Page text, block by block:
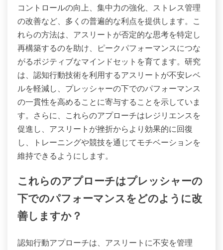
コントロールの向上、集中力の強化、ストレス管理
の改善など、多くの普遍的な利点を提供します。こ
れらの方法は、アスリートが否定的な思考を特定し
再構築するのを助け、ピークパフォーマンスにつな
がるポジティブなマインドセットを育てます。研究
は、認知行動技術を利用するアスリートが不安レベ
ルを軽減し、プレッシャーの下でのパフォーマンス
の一貫性を高めることに寄与することを示していま
す。さらに、これらのアプローチはレジリエンスを
促進し、アスリートが挫折からより効果的に回復
し、トレーニングや競技を通じてモチベーションを
維持できるようにします。
これらのアプローチはプレッシャーの
下でのパフォーマンスをどのように改
善しますか？
認知行動アプローチは、アスリートに不安を管理